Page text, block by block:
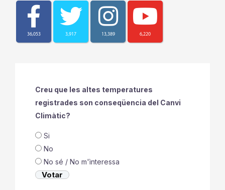
36,053 3,917 13,389 6,220
Creu que les altes temperatures
registrades son conseqüencia del Canvi
Climàtic?
Si
No
No sé / No m'ìnteressa